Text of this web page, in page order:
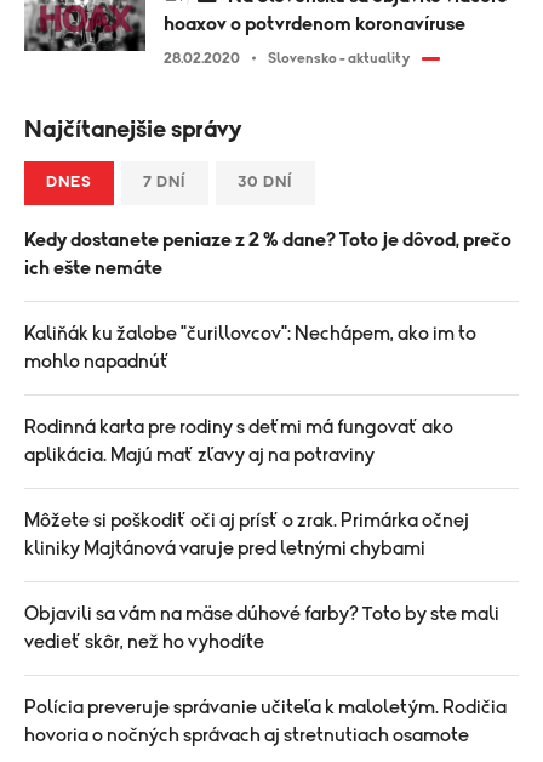
hoaxov o potvrdenom koronavíruse
28.02.2020 Slovensko - aktuality
Najčítanejšie správy
DNES 7 DNÍ 30 DNÍ
Kedy dostanete peniaze z 2 % dane? Toto je dôvod, prečo
ich ešte nemáte
Kaliňák ku žalobe "čurillovcov": Nechápem, ako im to
mohlo napadnúť
Rodinná karta pre rodiny s deťmi má fungovať ako
aplikácia. Majú mať zľavy aj na potraviny
Môžete si poškodiť oči aj prísť o zrak. Primárka očnej
kliniky Majtánová varuje pred letnými chybami
Objavili sa vám na mäse dúhové farby? Toto by ste mali
vedieť skôr, než ho vyhodíte
Polícia preveruje správanie učiteľa k maloletým. Rodičia
hovoria o nočných správach aj stretnutiach osamote